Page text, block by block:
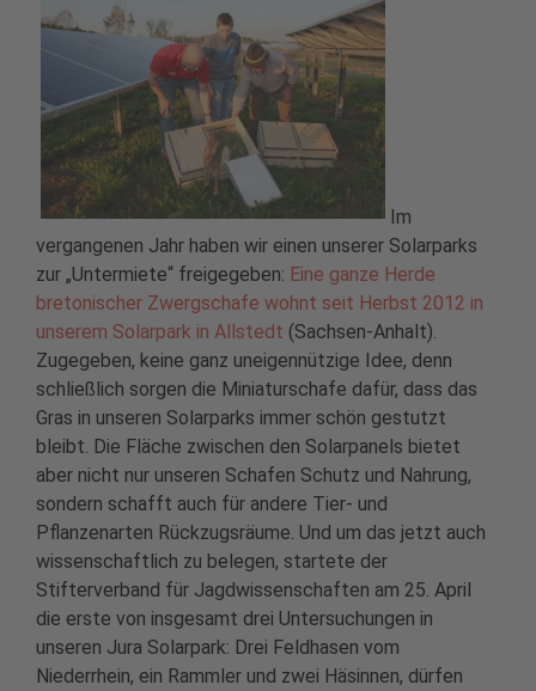
Im
vergangenen Jahr haben wir einen unserer Solarparks
zur „Untermiete“ freigegeben: Eine ganze Herde
bretonischer Zwergschafe wohnt seit Herbst 2012 in
unserem Solarpark in Allstedt (Sachsen-Anhalt).
Zugegeben, keine ganz uneigennützige Idee, denn
schließlich sorgen die Miniaturschafe dafür, dass das
Gras in unseren Solarparks immer schön gestutzt
bleibt. Die Fläche zwischen den Solarpanels bietet
aber nicht nur unseren Schafen Schutz und Nahrung,
sondern schafft auch für andere Tier- und
Pflanzenarten Rückzugsräume. Und um das jetzt auch
wissenschaftlich zu belegen, startete der
Stifterverband für Jagdwissenschaften am 25. April
die erste von insgesamt drei Untersuchungen in
unseren Jura Solarpark: Drei Feldhasen vom
Niederrhein, ein Rammler und zwei Häsinnen, dürfen